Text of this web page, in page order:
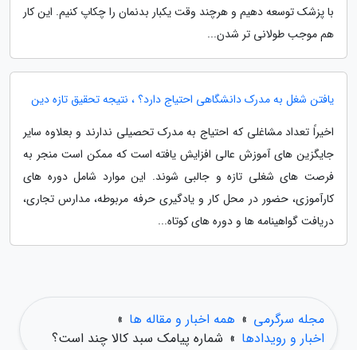
با پزشک توسعه دهیم و هرچند وقت یکبار بدنمان را چکاپ کنیم. این کار
هم موجب طولانی تر شدن...
یافتن شغل به مدرک دانشگاهی احتیاج دارد؟ ، نتیجه تحقیق تازه دین
اخیراً تعداد مشاغلی که احتیاج به مدرک تحصیلی ندارند و بعلاوه سایر
جایگزین های آموزش عالی افزایش یافته است که ممکن است منجر به
فرصت های شغلی تازه و جالبی شوند. این موارد شامل دوره های
کارآموزی، حضور در محل کار و یادگیری حرفه مربوطه، مدارس تجاری،
دریافت گواهینامه ها و دوره های کوتاه...
مجله سرگرمی » همه اخبار و مقاله ها »
اخبار و رویدادها » شماره پیامک سبد کالا چند است؟